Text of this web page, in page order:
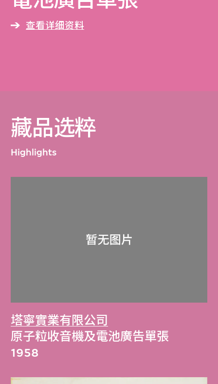
查看详细资料
藏品选粹
Highlights
塔寧實業有限公司
原子粒收音機及電池廣告單張
1958